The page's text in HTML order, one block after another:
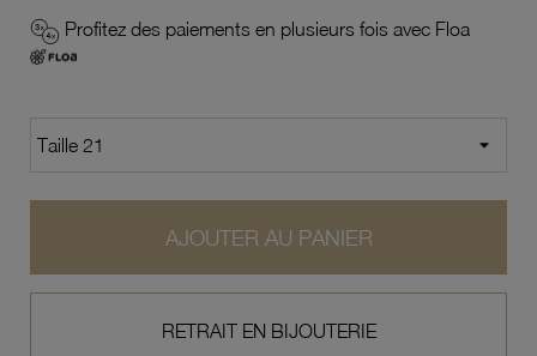
Profitez des paiements en plusieurs fois avec Floa
AJOUTER AU PANIER
RETRAIT EN BIJOUTERIE